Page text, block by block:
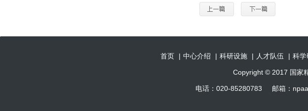
首页 | 中心介绍 | 科研设施 | 人才队伍 | 科学
Copyright © 2017 国家
电话：020-85280783 邮箱：